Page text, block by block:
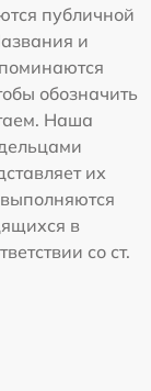
публичной
и
обозначить
Наша
их
в
со ст.